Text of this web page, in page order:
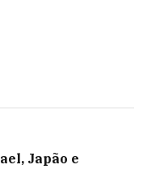
Japão e